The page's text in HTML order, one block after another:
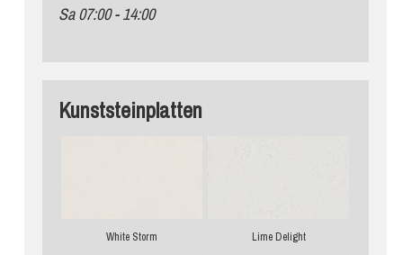
Sa 07:00 - 14:00
Kunststeinplatten
White Storm Lime Delight